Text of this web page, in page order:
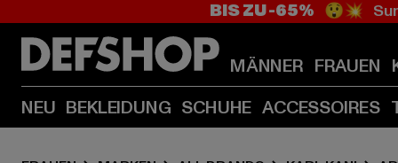
BIS ZU -65% 😲💥
MÄNNER FRAUEN
NEU BEKLEIDUNG SCHUHE ACCESSOIRES